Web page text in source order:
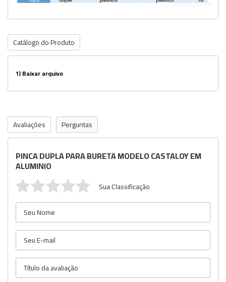
Catálogo do Produto
1)Baixar arquivo
Avaliações Perguntas
PINCA DUPLA PARA BURETA MODELO CASTALOY EM
ALUMINIO
Sua Classificação